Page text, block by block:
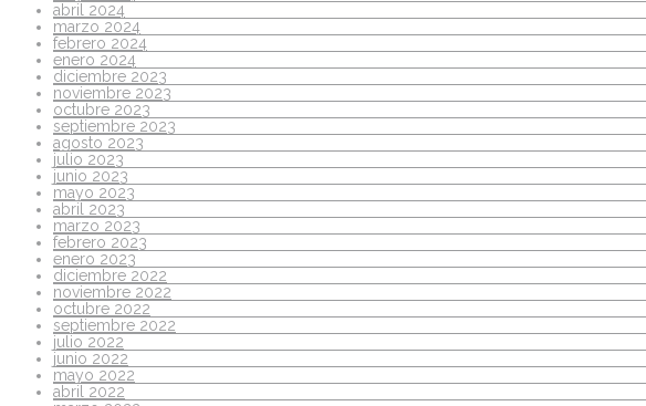
abril 2024
marzo 2024
febrero 2024
enero 2024
diciembre 2023
noviembre 2023
octubre 2023
septiembre 2023
agosto 2023
julio 2023
junio 2023
mayo 2023
abril 2023
marzo 2023
febrero 2023
enero 2023
diciembre 2022
noviembre 2022
octubre 2022
septiembre 2022
julio 2022
junio 2022
mayo 2022
abril 2022